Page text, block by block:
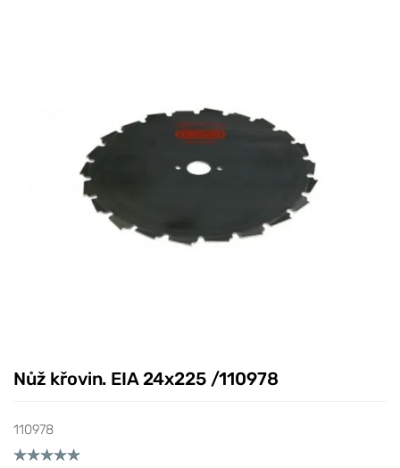
Nůž křovin. EIA 24x225 /110978
110978